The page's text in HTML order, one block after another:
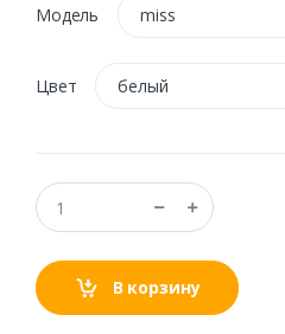
Модель miss
Цвет белый
В корзину